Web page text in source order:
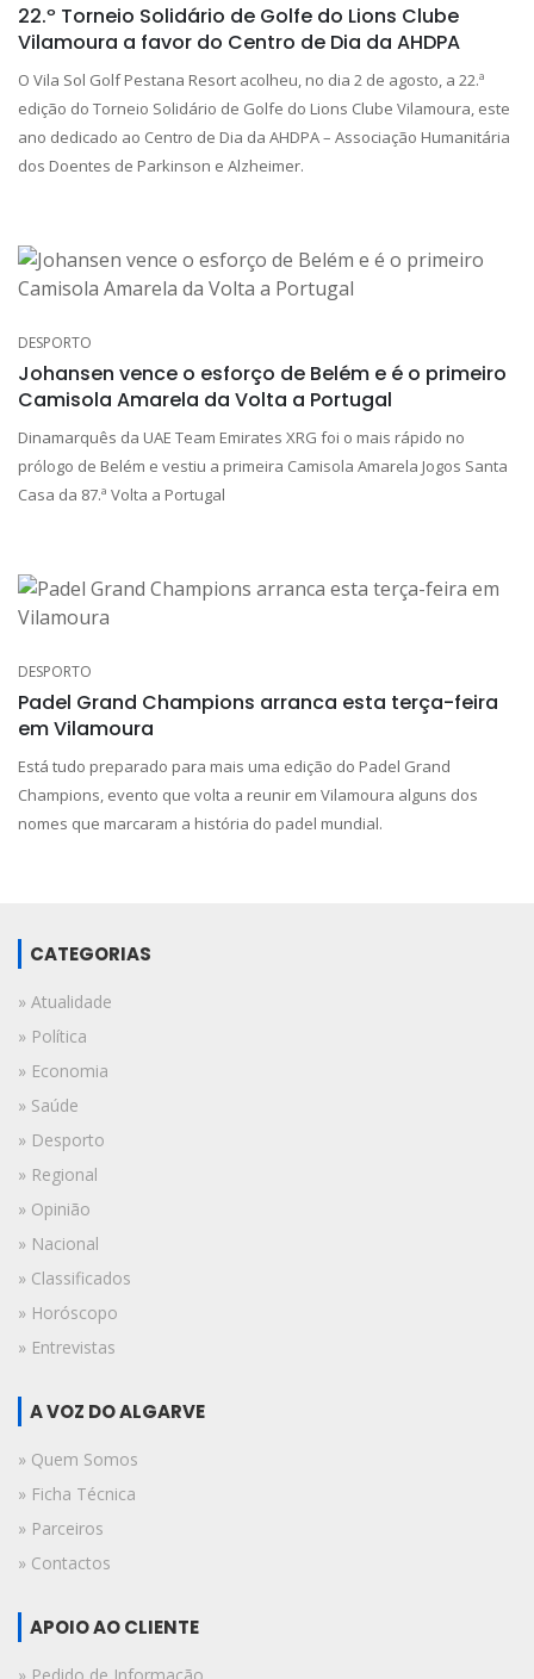
22.º Torneio Solidário de Golfe do Lions Clube
Vilamoura a favor do Centro de Dia da AHDPA
O Vila Sol Golf Pestana Resort acolheu, no dia 2 de agosto, a 22.ª
edição do Torneio Solidário de Golfe do Lions Clube Vilamoura, este
ano dedicado ao Centro de Dia da AHDPA – Associação Humanitária
dos Doentes de Parkinson e Alzheimer.
DESPORTO
Johansen vence o esforço de Belém e é o primeiro
Camisola Amarela da Volta a Portugal
Dinamarquês da UAE Team Emirates XRG foi o mais rápido no
prólogo de Belém e vestiu a primeira Camisola Amarela Jogos Santa
Casa da 87.ª Volta a Portugal
DESPORTO
Padel Grand Champions arranca esta terça-feira
em Vilamoura
Está tudo preparado para mais uma edição do Padel Grand
Champions, evento que volta a reunir em Vilamoura alguns dos
nomes que marcaram a história do padel mundial.
CATEGORIAS
» Atualidade
» Política
» Economia
» Saúde
» Desporto
» Regional
» Opinião
» Nacional
» Classificados
» Horóscopo
» Entrevistas
A VOZ DO ALGARVE
» Quem Somos
» Ficha Técnica
» Parceiros
» Contactos
APOIO AO CLIENTE